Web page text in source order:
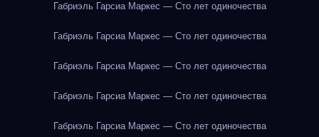
Габриэль Гарсиа Маркес — Сто лет одиночества
Габриэль Гарсиа Маркес — Сто лет одиночества
Габриэль Гарсиа Маркес — Сто лет одиночества
Габриэль Гарсиа Маркес — Сто лет одиночества
Габриэль Гарсиа Маркес — Сто лет одиночества